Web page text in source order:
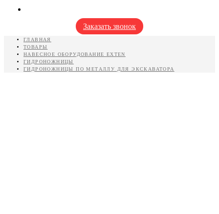
Заказать звонок
ГЛАВНАЯ
ТОВАРЫ
НАВЕСНОЕ ОБОРУДОВАНИЕ EXTEN
ГИДРОНОЖНИЦЫ
ГИДРОНОЖНИЦЫ ПО МЕТАЛЛУ ДЛЯ ЭКСКАВАТОРА